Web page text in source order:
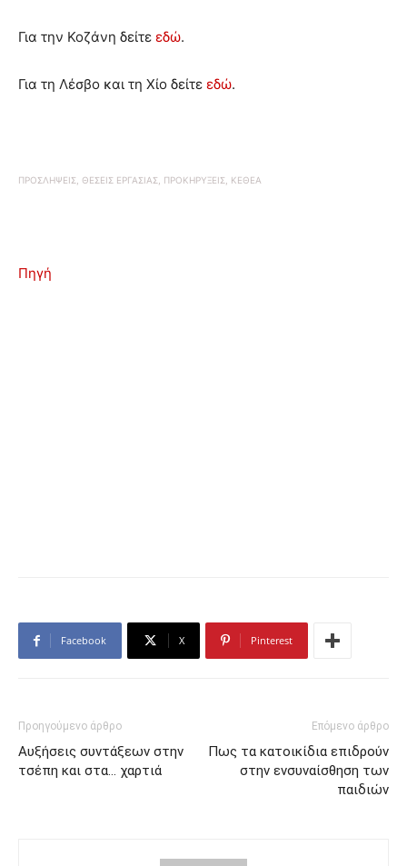
Για την Κοζάνη δείτε εδώ.
Για τη Λέσβο και τη Χίο δείτε εδώ.
ΠΡΟΣΛΗΨΕΙΣ, ΘΕΣΕΙΣ ΕΡΓΑΣΙΑΣ, ΠΡΟΚΗΡΥΞΕΙΣ, ΚΕΘΕΑ
Πηγή
Facebook X Pinterest
Προηγούμενο άρθρο
Αυξήσεις συντάξεων στην
τσέπη και στα… χαρτιά
Επόμενο άρθρο
Πως τα κατοικίδια επιδρούν
στην ενσυναίσθηση των
παιδιών